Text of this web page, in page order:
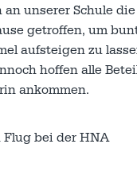
an unserer Schule
getroffen, um
aufsteigen zu
hoffen alle
ankommen.
bei der HNA